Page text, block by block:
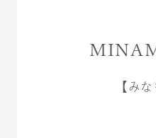
【み